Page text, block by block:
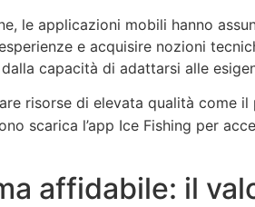
le applicazioni mobili hanno
e acquisire nozioni
capacità di adattarsi alle
risorse di elevata qualità come il
scarica l’app Ice Fishing per
affidabile: il